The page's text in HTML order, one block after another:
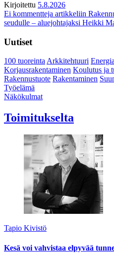
Kirjoitettu 5.8.2026
Ei kommentteja artikkeliin
seudulle – aluejohtajaksi Heikki
Uutiset
100 tuoreintaArkkitehtuuri
Korjausrakentaminen Koulutus ja
Rakennustuote Rakentaminen
Työelämä
Näkökulmat
Toimitukselta
Tapio Kivistö
Kesä voi vahvistaa elpyvää